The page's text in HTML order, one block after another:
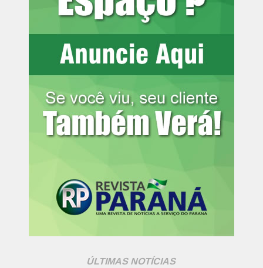
deputado federal Bruno Araújo
deslocar entre Curitiba e municípios vizinhos sem pagar
nova tarifa. Dos 15 milhões de passageiros por mês que
usam o transporte de Curitiba, 3,2 milhões são da Região
Metropolitana e entram no sistema sem precisar pagar
nova passagem. Isso é possível porque há 22 terminais
de integração, 242 linhas urbanas, 62 linhas
metropolitanas que se integram com o sistema e quatro
quilômetros entre Fazenda Rio Grande a Colombo,
passando por Curitiba e pagando apenas uma passagem
(R$ 6). Desde 2017, foram retomadas linhas como
Barreirinha/São José e Roça Grande/Estação Solar.
ÚLTIMAS NOTÍCIAS